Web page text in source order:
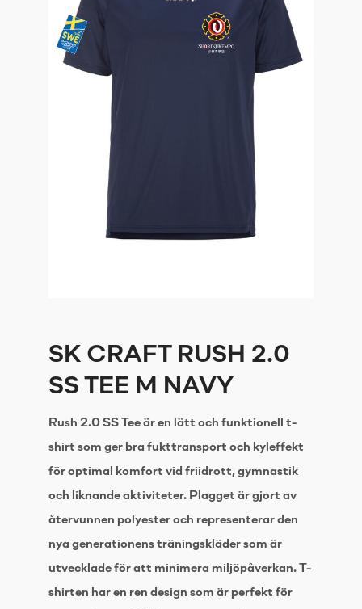
SK CRAFT RUSH 2.0
SS TEE M NAVY
Rush 2.0 SS Tee är en lätt och funktionell t-
shirt som ger bra fukttransport och kyleffekt
för optimal komfort vid friidrott, gymnastik
och liknande aktiviteter. Plagget är gjort av
återvunnen polyester och representerar den
nya generationens träningskläder som är
utvecklade för att minimera miljöpåverkan. T-
shirten har en ren design som är perfekt för